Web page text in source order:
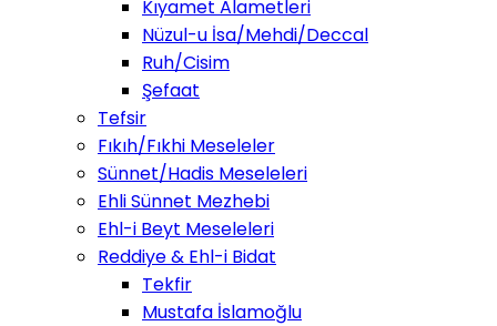
Kıyamet Alametleri
Nüzul-u İsa/Mehdi/Deccal
Ruh/Cisim
Şefaat
Tefsir
Fıkıh/Fıkhi Meseleler
Sünnet/Hadis Meseleleri
Ehli Sünnet Mezhebi
Ehl-i Beyt Meseleleri
Reddiye & Ehl-i Bidat
Tekfir
Mustafa İslamoğlu